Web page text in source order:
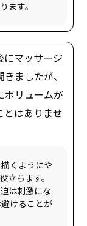
にマッサージ
ましたが、
ボリュームが
とはありませ
くようにや
立ちます。
は刺激にな
けることが